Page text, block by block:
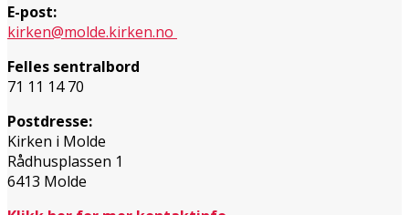
E-post:
kirken@molde.kirken.no
Felles sentralbord
71 11 14 70
Postdresse:
Kirken i Molde
Rådhusplassen 1
6413 Molde